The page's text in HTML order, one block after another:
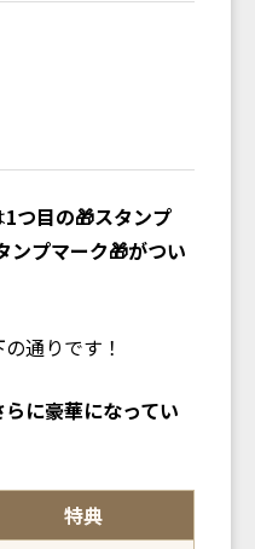
1つ目の🎁スタンプ
ンプマーク🎁がつい
通りです！
に豪華になってい
特典